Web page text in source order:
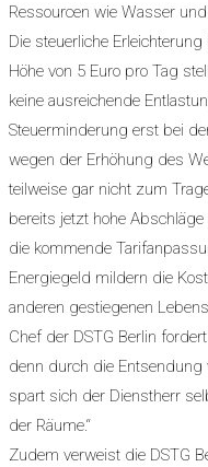
Ressourcen wie Wasser
Die steuerliche
Höhe von 5 Euro pro Tag
keine ausreichende
Steuerminderung erst bei
wegen der Erhöhung des
teilweise gar nicht zum
bereits jetzt hohe
die kommende
Energiegeld mildern die
anderen gestiegenen
Chef der DSTG Berlin
denn durch die Entsendung
spart sich der Dienstherr
der Räume.“
Zudem verweist die DSTG